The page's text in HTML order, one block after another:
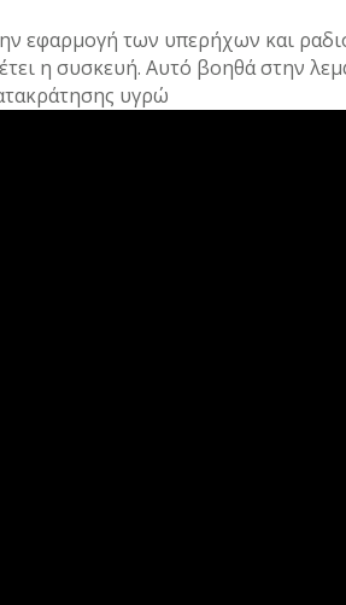
εφαρμογή των υπερήχων και
η συσκευή. Αυτό βοηθά στην
υγρώ